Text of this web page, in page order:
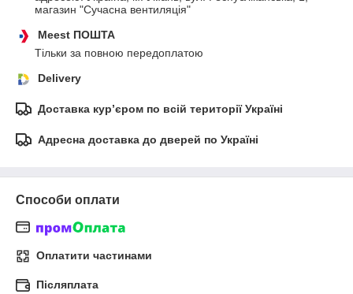
магазин "Сучасна вентиляція"
Meest ПОШТА
Тільки за повною передоплатою
Delivery
Доставка кур’єром по всій території Україні
Адресна доставка до дверей по Україні
Способи оплати
Оплатити частинами
Післяплата